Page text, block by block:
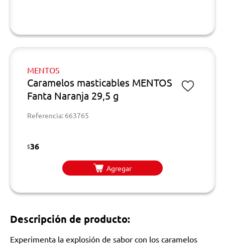
MENTOS
Caramelos masticables MENTOS
Fanta Naranja 29,5 g
Referencia: 663765
$36
Agregar
Descripción de producto:
Experimenta la explosión de sabor con los caramelos